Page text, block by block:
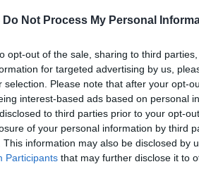
Do Not Process My Personal
opt-out of the sale, sharing to third
for targeted advertising by us,
selection. Please note that after your opt-
interest-based ads based on personal
to third parties prior to your opt-
of your personal information by third
This information may also be disclosed by
Participants that may further disclose it to
Νοσοκομείου του Όρους Σινά
Ανουράντα Λάλα,
ανεπάρκειας «Journal
καρδιακή ανεπάρκεια, από τους
το 9% μία δόση και το 45%